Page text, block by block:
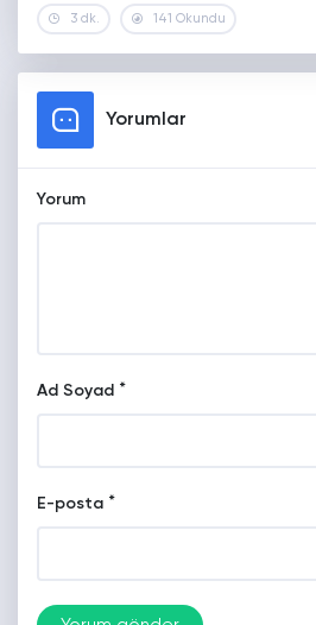
3 dk. 141 Okundu
Yorumlar
Yorum
Ad Soyad *
E-posta *